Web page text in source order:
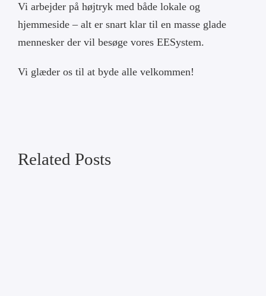
Vi arbejder på højtryk med både lokale og
hjemmeside – alt er snart klar til en masse glade
mennesker der vil besøge vores EESystem.
Vi glæder os til at byde alle velkommen!
Related Posts